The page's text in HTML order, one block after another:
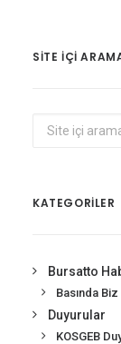
SITE IÇI
KATEGORİLER
Bursatto
Basında Biz
Duyurular
KOSGEB